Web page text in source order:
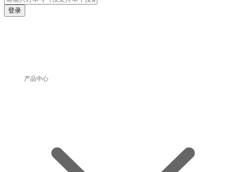
登录
产品中心